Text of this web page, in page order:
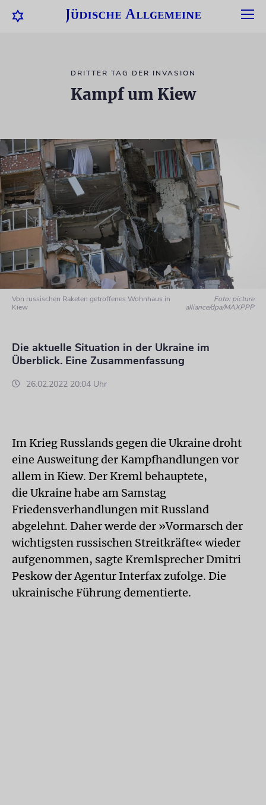
DRITTER TAG DER INVASION
Kampf um Kiew
Von russischen Raketen getroffenes Wohnhaus in
Kiew
Foto: picture
alliance/dpa/MAXPPP
Die aktuelle Situation in der Ukraine im
Überblick. Eine Zusammenfassung
26.02.2022 20:04 Uhr
Im Krieg Russlands gegen die Ukraine droht
eine Ausweitung der Kampfhandlungen vor
allem in Kiew. Der Kreml behauptete,
die Ukraine habe am Samstag
Friedensverhandlungen mit Russland
abgelehnt. Daher werde der »Vormarsch der
wichtigsten russischen Streitkräfte« wieder
aufgenommen, sagte Kremlsprecher Dmitri
Peskow der Agentur Interfax zufolge. Die
ukrainische Führung dementierte.